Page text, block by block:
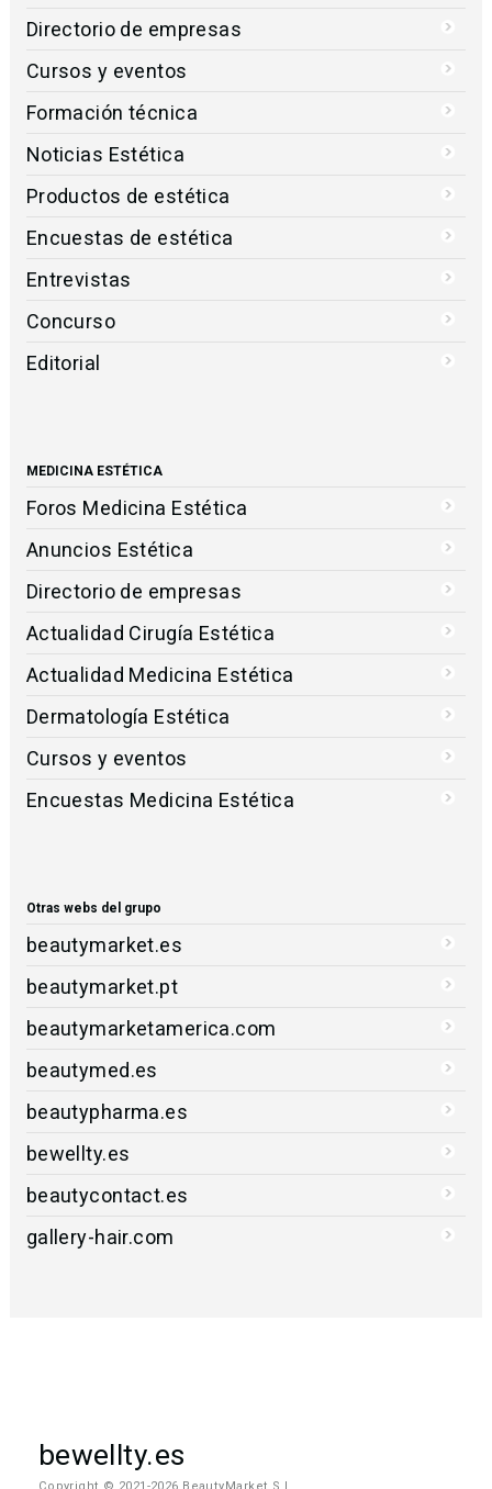
Directorio de empresas
Cursos y eventos
Formación técnica
Noticias Estética
Productos de estética
Encuestas de estética
Entrevistas
Concurso
Editorial
MEDICINA ESTÉTICA
Foros Medicina Estética
Anuncios Estética
Directorio de empresas
Actualidad Cirugía Estética
Actualidad Medicina Estética
Dermatología Estética
Cursos y eventos
Encuestas Medicina Estética
Otras webs del grupo
beautymarket.es
beautymarket.pt
beautymarketamerica.com
beautymed.es
beautypharma.es
bewellty.es
beautycontact.es
gallery-hair.com
bewellty.es
Copyright © 2021-2026 BeautyMarket S.L.